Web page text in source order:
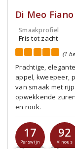
Di Meo
Smaakprofiel
Fris tot zacht
(1
Prachtige,
appel, kweepeer,
van smaak met
opwekkende
en rook.
17
Perswijn
92
Vinous